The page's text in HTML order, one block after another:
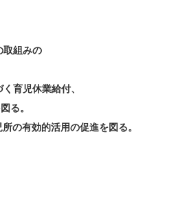
取組みの
く育児休業給付、
る。
所の有効的活用の促進を図る。